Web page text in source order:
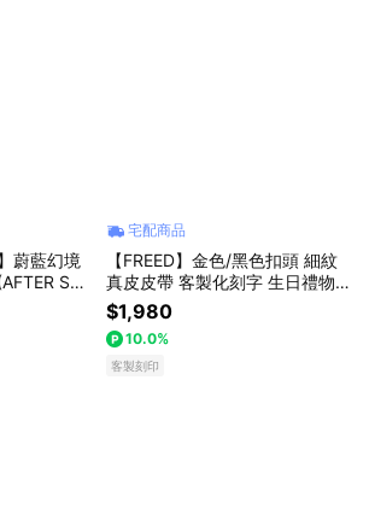
蔚藍幻境
SHA
男生禮
品上市 香
物 客製
宅配商品
【FREED】金色/黑色扣頭 細紋
真皮皮帶 客製化刻字 生日禮物
送禮推薦 男生禮物 禮物獨家 新
品上市 送給男生 真皮皮帶 上班
族禮物 巨蟹座 獅子座
$1,980
10.0%
客製刻印